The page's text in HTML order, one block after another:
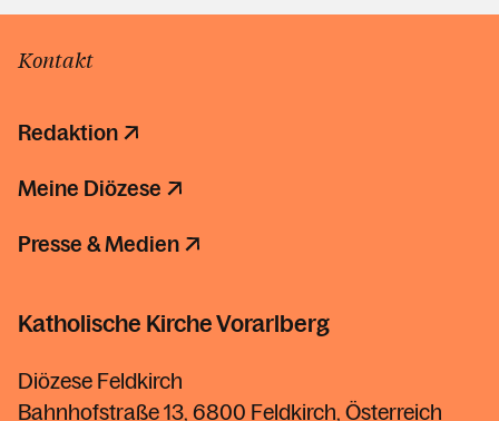
Kontakt
Redaktion
Meine Diözese
Presse & Medien
Katholische Kirche Vorarlberg
Diözese Feldkirch
Bahnhofstraße 13, 6800 Feldkirch, Österreich